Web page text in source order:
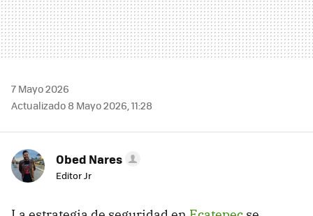
7 Mayo 2026
Actualizado 8 Mayo 2026, 11:28
Obed Nares
Editor Jr